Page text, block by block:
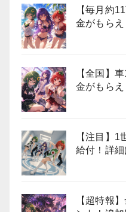
【毎月約
金がもらえ
【全国】
金がもらえ
【注目】
給付！詳細
【超特報